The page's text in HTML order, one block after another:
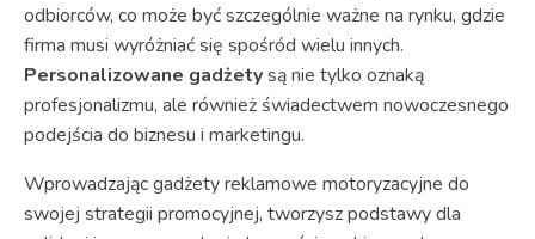
odbiorców, co może być szczególnie ważne na rynku, gdzie
firma musi wyróżniać się spośród wielu innych.
Personalizowane gadżetysą nie tylko oznaką
profesjonalizmu, ale również świadectwem nowoczesnego
podejścia do biznesu i marketingu.
Wprowadzając gadżety reklamowe motoryzacyjne do
swojej strategii promocyjnej, tworzysz podstawy dla